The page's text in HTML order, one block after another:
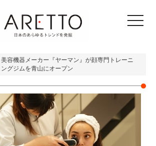
toggle
美容機器メーカー『ヤーマン』が顔専門トレーニ
ングジムを青山にオープン